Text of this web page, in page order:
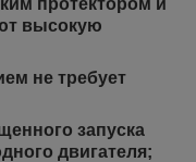
высокую
не требует
запуска
двигателя;